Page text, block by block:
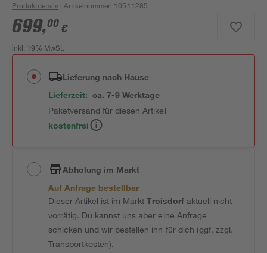
Produktdetails | Artikelnummer: 10511285
699,00 €
inkl. 19% MwSt.
Lieferung nach Hause
Lieferzeit: ca. 7-9 Werktage
Paketversand für diesen Artikel
kostenfrei
Abholung im Markt
Auf Anfrage bestellbar
Dieser Artikel ist im MarktTroisdorfaktuell nicht
vorrätig. Du kannst uns aber eine Anfrage
schicken und wir bestellen ihn für dich (ggf. zzgl.
Transportkosten).